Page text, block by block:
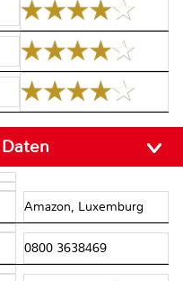
Amazon, Luxemburg
0800 3638469